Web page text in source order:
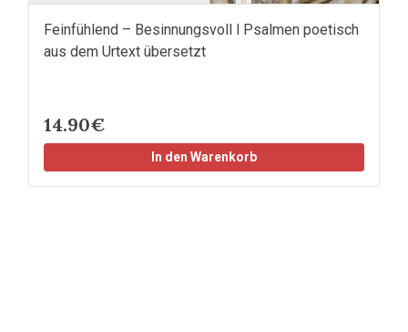
Feinfühlend – Besinnungsvoll l Psalmen poetisch
aus dem Urtext übersetzt
14.90€
In den Warenkorb